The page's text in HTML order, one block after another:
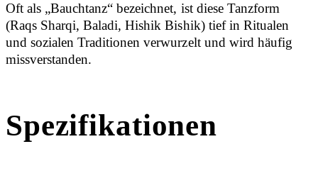
Oft als „Bauchtanz“ bezeichnet, ist diese Tanzform
(Raqs Sharqi, Baladi, Hishik Bishik) tief in Ritualen
und sozialen Traditionen verwurzelt und wird häufig
missverstanden.
Spezifikationen